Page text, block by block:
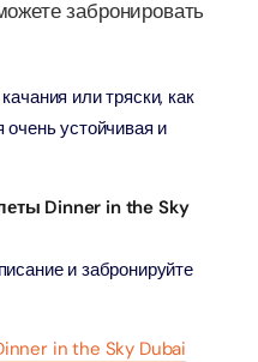
забронировать
или тряски, как
очень устойчивая и
Dinner in the Sky
и забронируйте
in the Sky Dubai